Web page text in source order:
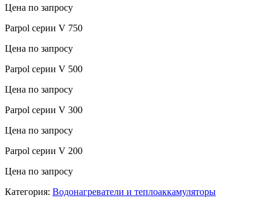
Цена по запросу
Parpol серии V 750
Цена по запросу
Parpol серии V 500
Цена по запросу
Parpol серии V 300
Цена по запросу
Parpol серии V 200
Цена по запросу
Категория: Водонагреватели и теплоаккамуляторы